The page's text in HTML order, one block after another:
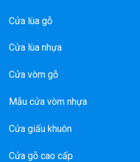
Cửa lùa gỗ
Cửa lùa nhựa
Cửa vòm gỗ
Mẫu cửa vòm nhựa
Cửa giấu khuôn
Cửa gỗ cao cấp